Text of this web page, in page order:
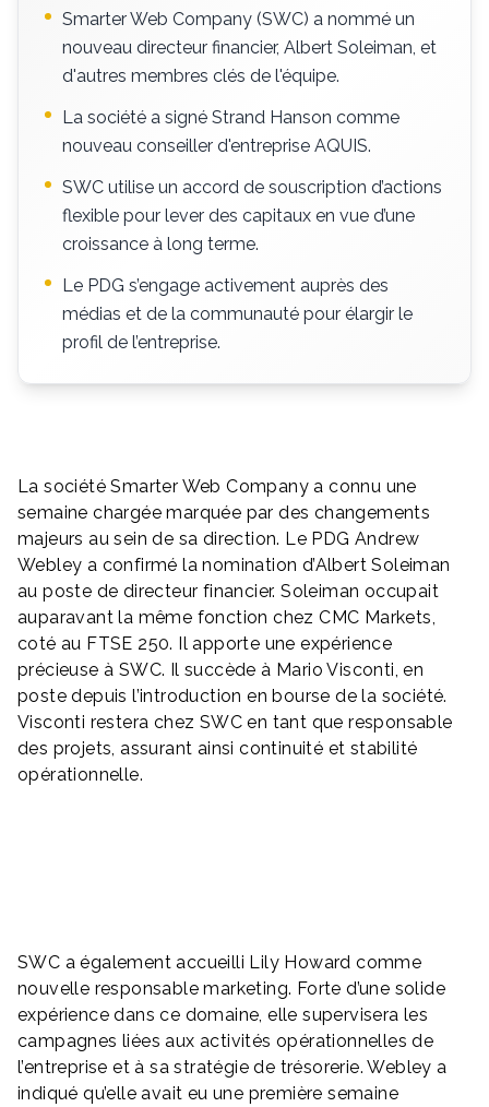
Smarter Web Company (SWC) a nommé un
nouveau directeur financier, Albert Soleiman, et
d'autres membres clés de l'équipe.
La société a signé Strand Hanson comme
nouveau conseiller d'entreprise AQUIS.
SWC utilise un accord de souscription d’actions
flexible pour lever des capitaux en vue d’une
croissance à long terme.
Le PDG s’engage activement auprès des
médias et de la communauté pour élargir le
profil de l’entreprise.
La société Smarter Web Company a connu une
semaine chargée marquée par des changements
majeurs au sein de sa direction. Le PDG Andrew
Webley a confirmé la nomination d’Albert Soleiman
au poste de directeur financier. Soleiman occupait
auparavant la même fonction chez CMC Markets,
coté au FTSE 250. Il apporte une expérience
précieuse à SWC. Il succède à Mario Visconti, en
poste depuis l’introduction en bourse de la société.
Visconti restera chez SWC en tant que responsable
des projets, assurant ainsi continuité et stabilité
opérationnelle.
SWC a également accueilli Lily Howard comme
nouvelle responsable marketing. Forte d’une solide
expérience dans ce domaine, elle supervisera les
campagnes liées aux activités opérationnelles de
l’entreprise et à sa stratégie de trésorerie. Webley a
indiqué qu’elle avait eu une première semaine